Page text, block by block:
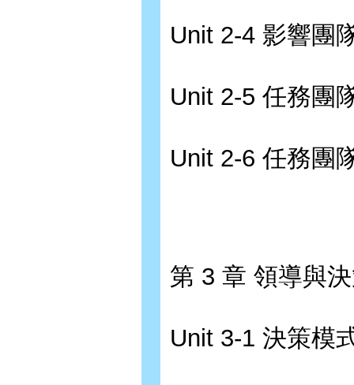
Unit 2-4 影響團
Unit 2-5 任務團
Unit 2-6 任務團
第 3 章 領導與
Unit 3-1 決策模